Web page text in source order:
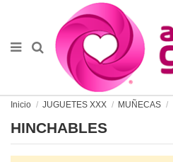
Inicio JUGUETES XXX MUÑECAS
HINCHABLES